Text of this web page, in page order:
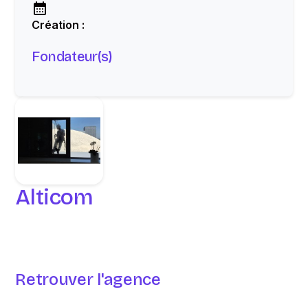
Alticom
Création :
Fondateur(s)
Retrouver l'agence